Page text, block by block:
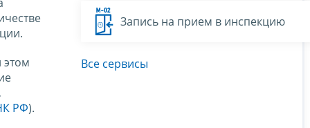
РФ).
Запись на прием в инспекцию
Все сервисы